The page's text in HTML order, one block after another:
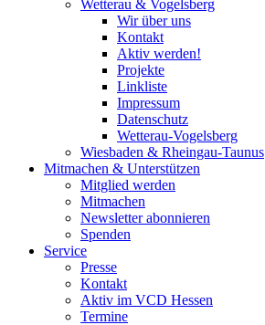
Wetterau & Vogelsberg
Wir über uns
Kontakt
Aktiv werden!
Projekte
Linkliste
Impressum
Datenschutz
Wetterau-Vogelsberg
Wiesbaden & Rheingau-Taunus
Mitmachen & Unterstützen
Mitglied werden
Mitmachen
Newsletter abonnieren
Spenden
Service
Presse
Kontakt
Aktiv im VCD Hessen
Termine